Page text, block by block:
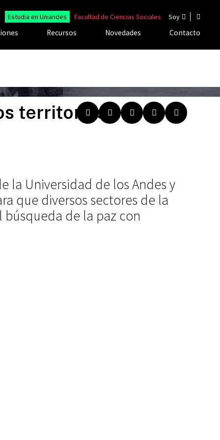
Estudia en Uniandes Facultad de Ciencias Sociales Soy
Recursos Novedades Contacto
territorios:
la Universidad de los Andes y
que diversos sectores de la
de la paz con